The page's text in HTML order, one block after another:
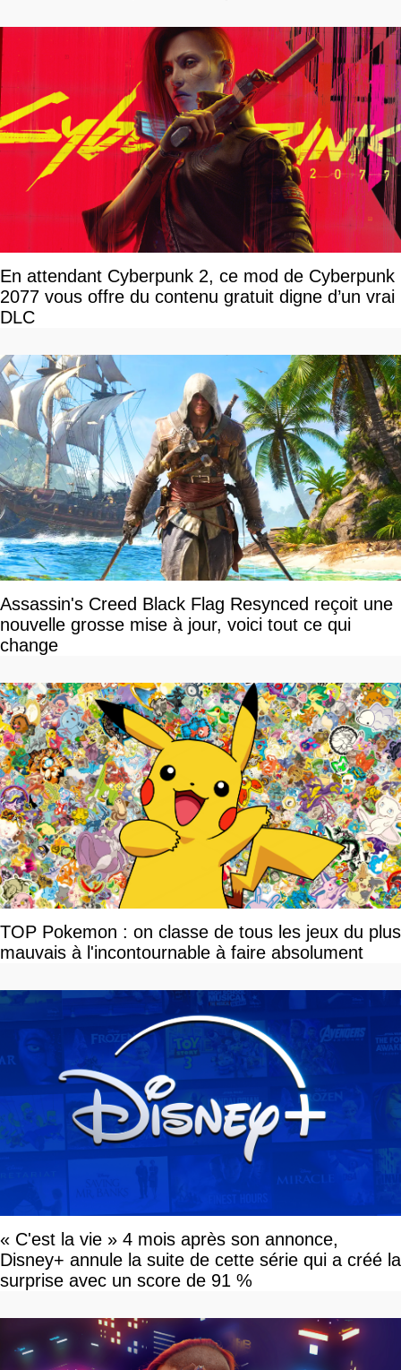
En attendant Cyberpunk 2, ce mod de Cyberpunk
2077 vous offre du contenu gratuit digne d’un vrai
DLC
Assassin's Creed Black Flag Resynced reçoit une
nouvelle grosse mise à jour, voici tout ce qui
change
TOP Pokemon : on classe de tous les jeux du plus
mauvais à l'incontournable à faire absolument
« C'est la vie » 4 mois après son annonce,
Disney+ annule la suite de cette série qui a créé la
surprise avec un score de 91 %